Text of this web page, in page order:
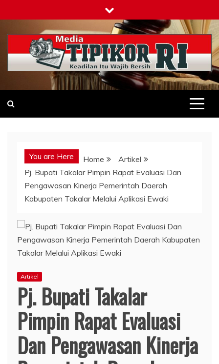
to
content
Tipikor-ri-online.my.id
Keadilan Itu Wajib Bersih
You are Here Home
Artikel
Pj. Bupati Takalar Pimpin Rapat Evaluasi Dan
Pengawasan Kinerja Pemerintah Daerah
Kabupaten Takalar Melalui Aplikasi Ewaki
Artikel
Pj. Bupati Takalar
Pimpin Rapat Evaluasi
Dan Pengawasan Kinerja